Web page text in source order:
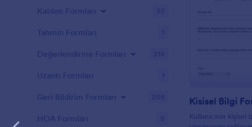
entegrasyon
ve belgeler
olanak tanır.
için kapsamlı bir
toplama sürecini
getirir.
Kisisel Bilgi
Kullanıcının
Katılım Formları 57
Tahmin Formları 1
Değerlendirme Formları 215
Uzantı Formları 1
Geri Bildirim Formları 209
HOA Formları 5